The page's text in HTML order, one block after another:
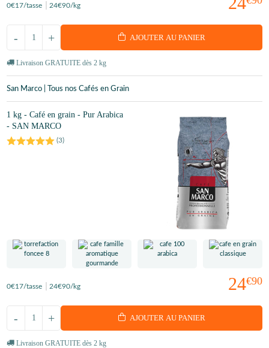
0€17/tasse 24€90/kg
+
- AJOUTER AU PANIER
Livraison GRATUITE dès 2 kg
San Marco | Tous nos Cafés en Grain
1 kg - Café en grain - Pur Arabica
- SAN MARCO
(3)
24€90
0€17/tasse 24€90/kg
+
- AJOUTER AU PANIER
Livraison GRATUITE dès 2 kg